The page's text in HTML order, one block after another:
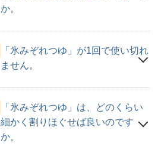
か。
「氷みぞれつゆ」が1回で使い切れ
ません。
「氷みぞれつゆ」は、どのくらい
細かく割りほぐせば良いのです
か。